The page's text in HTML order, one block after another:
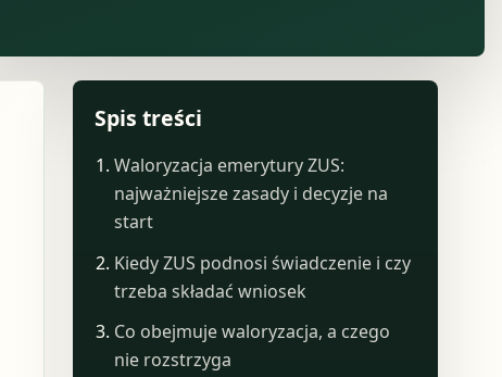
Spis treści
Waloryzacja emerytury ZUS:
najważniejsze zasady i decyzje na
start
Kiedy ZUS podnosi świadczenie i czy
trzeba składać wniosek
Co obejmuje waloryzacja, a czego
nie rozstrzyga